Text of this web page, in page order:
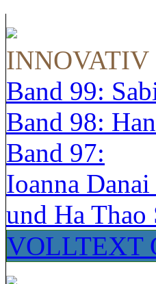
INNOVATIV
Band 99:
Band 98:
Band 97:
Ioanna
und Ha Thao
VOLLTEXT